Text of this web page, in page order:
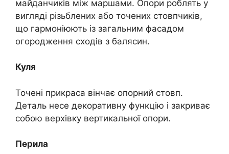
майданчиків між маршами. Опори роблять у
вигляді різьблених або точених стовпчиків,
що гармоніюють із загальним фасадом
огородження сходів з балясин.
Куля
Точені прикраса вінчає опорний стовп.
Деталь несе декоративну функцію і закриває
собою верхівку вертикальної опори.
Перила